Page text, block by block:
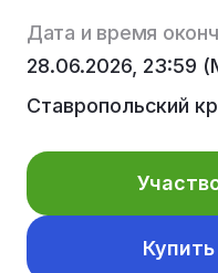
Дата и время
28.06.2026, 23:59
Ставропольский